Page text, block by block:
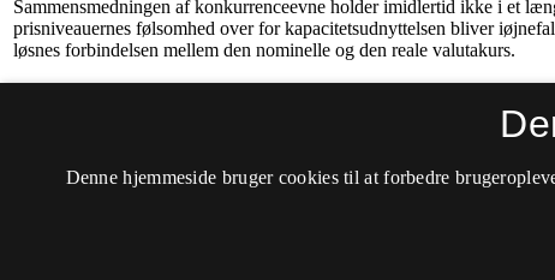
Denne hjemmeside bruger cookies til at forbedre